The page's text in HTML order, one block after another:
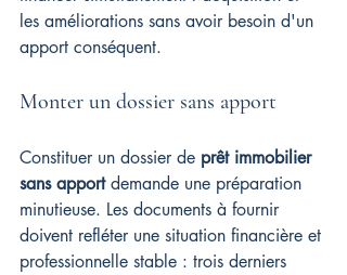
les améliorations sans avoir besoin d'un
apport conséquent.
Monter un dossier sans apport
Constituer un dossier de prêt immobilier
sans apport demande une préparation
minutieuse. Les documents à fournir
doivent refléter une situation financière et
professionnelle stable : trois derniers